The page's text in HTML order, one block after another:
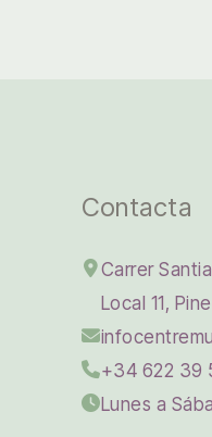
Contacta
Carrer
Local 11,
+34 622 39
Lunes a